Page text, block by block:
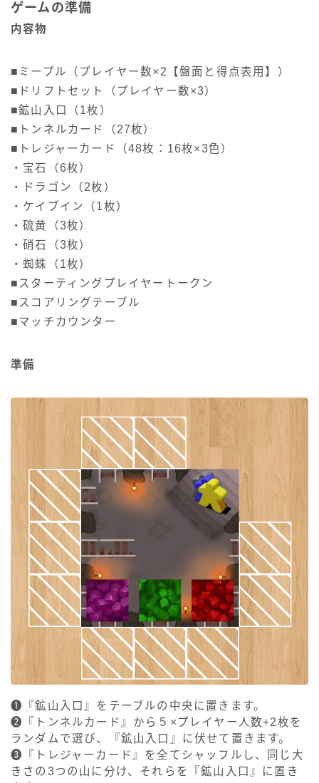
ゲームの準備
内容物
■ミープル（プレイヤー数×2【盤面と得点表用】）
■ドリフトセット（プレイヤー数×3）
■鉱山入口（1枚）
■トンネルカード（27枚）
■トレジャーカード（48枚：16枚×3色）
・宝石（6枚）
・ドラゴン（2枚）
・ケイブイン（1枚）
・硫黄（3枚）
・硝石（3枚）
・蜘蛛（1枚）
■スターティングプレイヤートークン
■スコアリングテーブル
■マッチカウンター
準備
❶『鉱山入口』をテーブルの中央に置きます。
❷『トンネルカード』から５×プレイヤー人数+2枚を
ランダムで選び、『鉱山入口』に伏せて置きます。
❸『トレジャーカード』を全てシャッフルし、同じ大
きさの3つの山に分け、それらを『鉱山入口』に置き